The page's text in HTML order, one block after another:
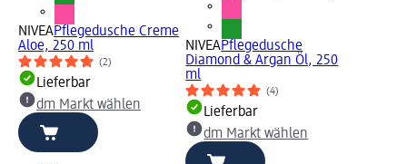
NIVEAPflegedusche Creme
Aloe, 250 ml
(2)
Lieferbar
dm Markt wählen
NIVEAPflegedusche
Diamond & Argan Öl, 250
ml
(4)
Lieferbar
dm Markt wählen